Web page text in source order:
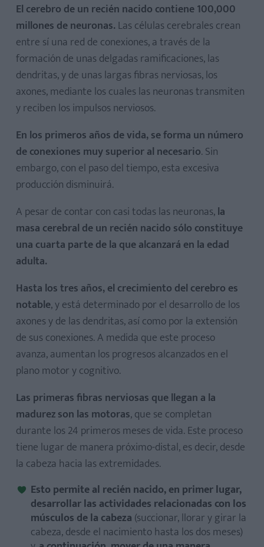
El cerebro de un recién nacido contiene 100,000
millones de neuronas. Las células cerebrales crean
entre sí una red de conexiones, a través de la
formación de unas delgadas ramificaciones, las
dendritas, y de unas largas fibras nerviosas, los
axones, mediante los cuales las neuronas transmiten
y reciben los impulsos nerviosos.
En los primeros años de vida, se forma un número
de conexiones muy superior al necesario. Sin
embargo, con el paso del tiempo, esta excesiva
producción disminuirá.
A pesar de contar con casi todas las neuronas,la
masa cerebral de un recién nacido sólo constituye
una cuarta parte de la que alcanzará en la edad
adulta.
Hasta los tres años, el crecimiento del cerebro es
notable, y está determinado por el desarrollo de los
axones y de las dendritas, así como por la extensión
de sus conexiones. A medida que este proceso
avanza, aumentan los progresos alcanzados en el
plano motor y cognitivo.
Las primeras fibras nerviosas que llegan a la
madurez son las motoras, que se completan
durante los 24 primeros meses de vida. Este proceso
tiene lugar de manera próximo-distal, es decir, desde
la cabeza hacia las extremidades.
Esto permite al recién nacido, en primer lugar,
desarrollar las actividades relacionadas con los
músculos de la cabeza (succionar, llorar y girar la
cabeza, desde el nacimiento hasta los dos meses)